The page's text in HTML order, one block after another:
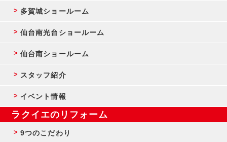
多賀城ショールーム
仙台南光台ショールーム
仙台南ショールーム
スタッフ紹介
イベント情報
ラクイエのリフォーム
9つのこだわり